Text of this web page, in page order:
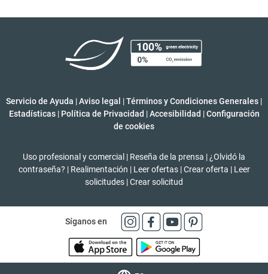
Servicio de Ayuda |Aviso legal |Términos y Condiciones Generales |
Estadísticas | Política de Privacidad | Accesibilidad | Configuración
de cookies
Uso profesional y comercial | Reseña de la prensa | ¿Olvidó la
contraseña? | Realimentación | Leer ofertas | Crear oferta | Leer
solicitudes |Crear solicitud
Síganos en